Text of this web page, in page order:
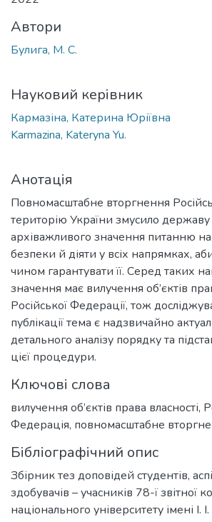
Автори
Булига, М. С.
Науковий керівник
Кармазіна, Катерина Юріївна
Karmazina, Kateryna Yu.
Анотація
Повномасштабне вторгнення
територію України змусило
архіважливого значення питанню
безпеки й діяти у всіх напрямках,
чином гарантувати її. Серед таких
значення має вилучення об’єктів
Російської Федерації, тож
публікації тема є надзвичайно
детального аналізу порядку та
цієї процедури.
Ключові слова
вилучення об’єктів права власності,
Федерація, повномасштабне
Бібліографічний опис
Збірник тез доповідей студентів,
здобувачів – учасників 78-ї звітної
національного університету імені І.